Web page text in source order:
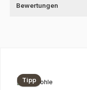
Bewertungen
Tipp